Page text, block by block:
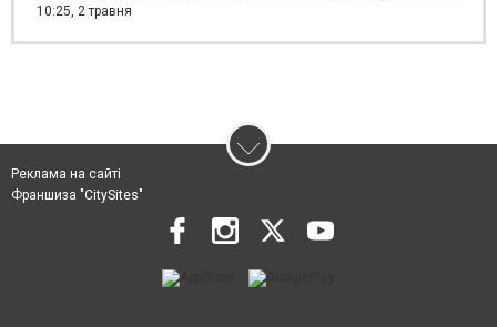
10:25, 2 травня
Реклама на сайті
Франшиза "CitySites"